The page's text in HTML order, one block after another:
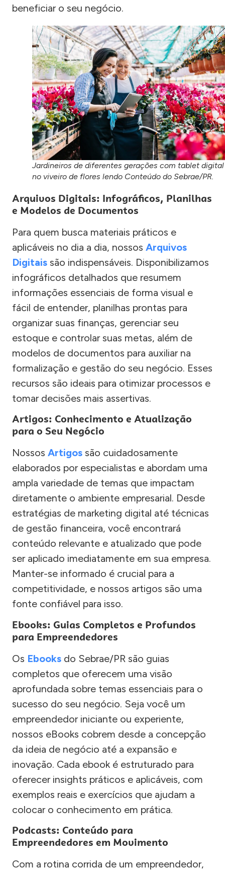
beneficiar o seu negócio.
Jardineiros de diferentes gerações com tablet digital
no viveiro de flores lendo Conteúdo do Sebrae/PR.
Arquivos Digitais: Infográficos, Planilhas
e Modelos de Documentos
Para quem busca materiais práticos e
aplicáveis no dia a dia, nossos Arquivos
Digitais são indispensáveis. Disponibilizamos
infográficos detalhados que resumem
informações essenciais de forma visual e
fácil de entender, planilhas prontas para
organizar suas finanças, gerenciar seu
estoque e controlar suas metas, além de
modelos de documentos para auxiliar na
formalização e gestão do seu negócio. Esses
recursos são ideais para otimizar processos e
tomar decisões mais assertivas.
Artigos: Conhecimento e Atualização
para o Seu Negócio
Nossos Artigos são cuidadosamente
elaborados por especialistas e abordam uma
ampla variedade de temas que impactam
diretamente o ambiente empresarial. Desde
estratégias de marketing digital até técnicas
de gestão financeira, você encontrará
conteúdo relevante e atualizado que pode
ser aplicado imediatamente em sua empresa.
Manter-se informado é crucial para a
competitividade, e nossos artigos são uma
fonte confiável para isso.
Ebooks: Guias Completos e Profundos
para Empreendedores
Os Ebooks do Sebrae/PR são guias
completos que oferecem uma visão
aprofundada sobre temas essenciais para o
sucesso do seu negócio. Seja você um
empreendedor iniciante ou experiente,
nossos eBooks cobrem desde a concepção
da ideia de negócio até a expansão e
inovação. Cada ebook é estruturado para
oferecer insights práticos e aplicáveis, com
exemplos reais e exercícios que ajudam a
colocar o conhecimento em prática.
Podcasts: Conteúdo para
Empreendedores em Movimento
Com a rotina corrida de um empreendedor,